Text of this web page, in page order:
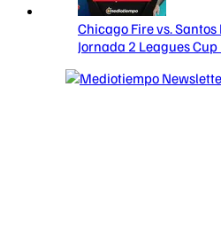
Chicago Fire vs.
Jornada 2 Leagues